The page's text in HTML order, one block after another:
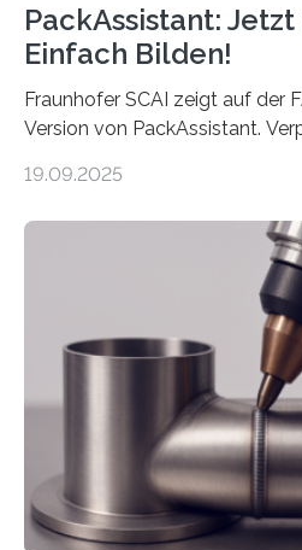
PackAssistant:
Einfach Bilden!
Fraunhofer SCAI zeigt auf der
Version von PackAssistant.
Automobil, Maschinenbau und
Teile als eine Einheit
der Benutzer vorgeben und
über die Positionierung der
Automatisierungsschnittstelle
besser in spezifische
einzubinden. Sankt Augustin –
vom 23. bis 25. September in
19.09.2025